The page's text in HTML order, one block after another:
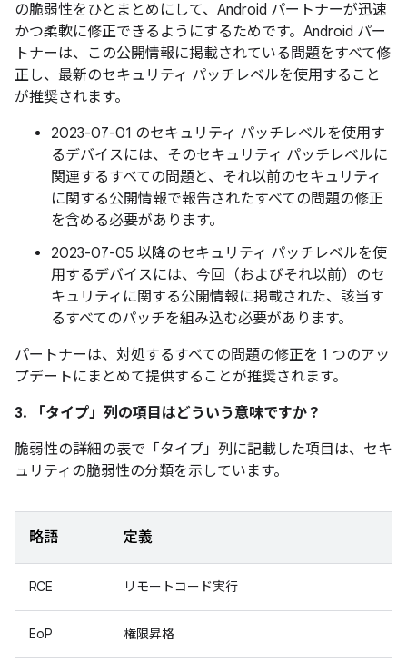
の脆弱性をひとまとめにして、Android パートナーが迅速
かつ柔軟に修正できるようにするためです。Android パー
トナーは、この公開情報に掲載されている問題をすべて修
正し、最新のセキュリティ パッチレベルを使用すること
が推奨されます。
2023-07-01 のセキュリティ パッチレベルを使用す
るデバイスには、そのセキュリティ パッチレベルに
関連するすべての問題と、それ以前のセキュリティ
に関する公開情報で報告されたすべての問題の修正
を含める必要があります。
2023-07-05 以降のセキュリティ パッチレベルを使
用するデバイスには、今回（およびそれ以前）のセ
キュリティに関する公開情報に掲載された、該当す
るすべてのパッチを組み込む必要があります。
パートナーは、対処するすべての問題の修正を 1 つのアッ
プデートにまとめて提供することが推奨されます。
3. 「タイプ」 列の項目はどういう意味ですか？
脆弱性の詳細の表で「タイプ」 列に記載した項目は、セキ
ュリティの脆弱性の分類を示しています。
略語 定義
RCE リモートコード実行
EoP 権限昇格